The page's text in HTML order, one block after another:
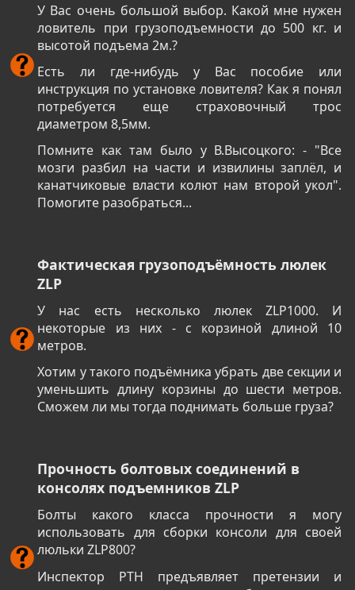
У Вас очень большой выбор. Какой мне нужен
ловитель при грузоподъемности до 500 кг. и
высотой подъема 2м.?
Есть ли где-нибудь у Вас пособие или
инструкция по установке ловителя? Как я понял
потребуется еще страховочный трос
диаметром 8,5мм.
Помните как там было у В.Высоцкого: - "Все
мозги разбил на части и извилины заплёл, и
канатчиковые власти колют нам второй укол".
Помогите разобраться...
Фактическая грузоподъёмность люлек
ZLP
У нас есть несколько люлек ZLP1000. И
некоторые из них - с корзиной длиной 10
метров.
Хотим у такого подъёмника убрать две секции и
уменьшить длину корзины до шести метров.
Сможем ли мы тогда поднимать больше груза?
Прочность болтовых соединений в
консолях подъемников ZLP
Болты какого класса прочности я могу
использовать для сборки консоли для своей
люльки ZLP800?
Инспектор РТН предъявляет претензии и